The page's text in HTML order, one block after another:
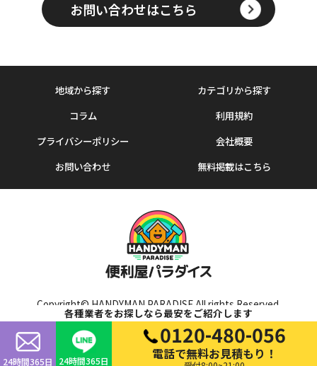
お問い合わせはこちら
地域から探す
カテゴリから探す
コラム
利用規約
プライバシーポリシー
会社概要
お問い合わせ
無料掲載はこちら
Copyright© HANDYMAN PARADISE All rights Reserved.
各種業者をお探しなら最安をご紹介します
24時間365日 24時間365日
0120-480-056
電話で無料お見積もり！